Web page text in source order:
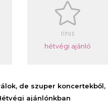
TÍPUS
hétvégi ajánló
de szuper koncertekből,
ajánlónkban